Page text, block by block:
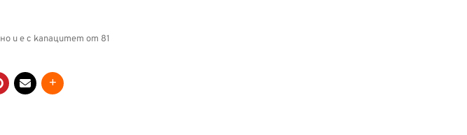
и е с капацитет от 81